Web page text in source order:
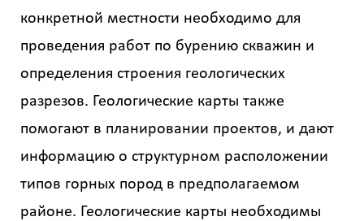
конкретной местности необходимо для
проведения работ по бурению скважин и
определения строения геологических
разрезов. Геологические карты также
помогают в планировании проектов, и дают
информацию о структурном расположении
типов горных пород в предполагаемом
районе. Геологические карты необходимы